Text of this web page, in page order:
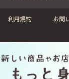
利用規約 お問